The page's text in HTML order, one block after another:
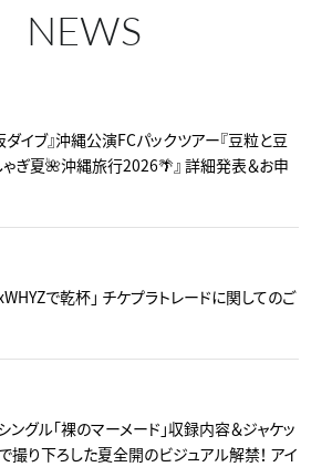
NEWS
ダイブ』沖縄公演FCパックツアー『豆粒と豆
ぎ夏🌺沖縄旅行2026🌴』 詳細発表＆お申
で乾杯」 チケプラトレードに関してのご
ングル「裸のマーメード」収録内容＆ジャケッ
撮り下ろした夏全開のビジュアル解禁！ アイ